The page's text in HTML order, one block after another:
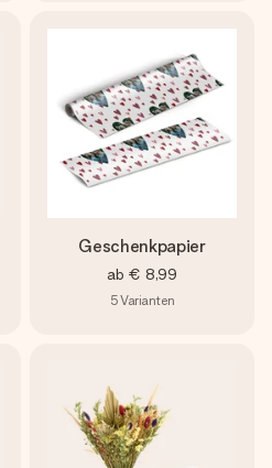
Geschenkpapier
ab € 8,99
5Varianten